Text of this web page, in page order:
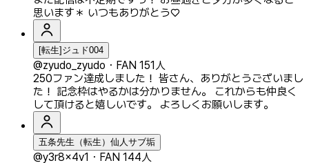
思います＊ いつもありがとう♡
[転生]ジュド004
@zyudo_zyudo ・ FAN 151人
250ファン達成しました！ 皆さん、ありがとうございまし
た！ 記念枠はやるかは分かりません。 これからも仲良く
して頂けると嬉しいです。 よろしくお願いします。
五条先生（転生）仙人サブ垢
@y3r8x4v1 ・ FAN 144人